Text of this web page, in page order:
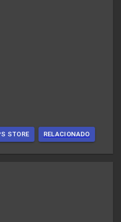
STORE RELACIONADO